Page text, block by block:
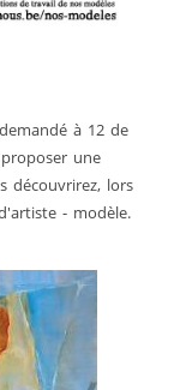
à 12 de
une
découvrirez, lors
- modèle.